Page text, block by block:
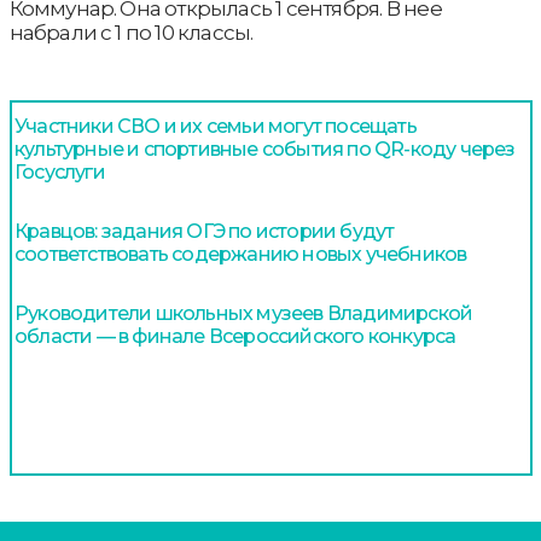
Коммунар. Она открылась 1 сентября. В нее
набрали с 1 по 10 классы.
Участники СВО и их семьи могут посещать
культурные и спортивные события по QR-коду через
Госуслуги
Кравцов: задания ОГЭ по истории будут
соответствовать содержанию новых учебников
Руководители школьных музеев Владимирской
области — в финале Всероссийского конкурса